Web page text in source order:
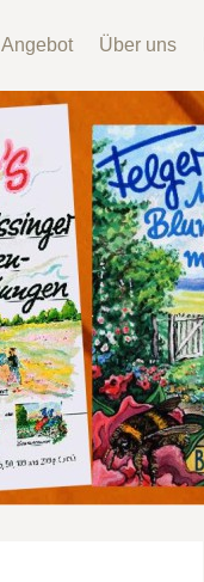
Angebot Über uns